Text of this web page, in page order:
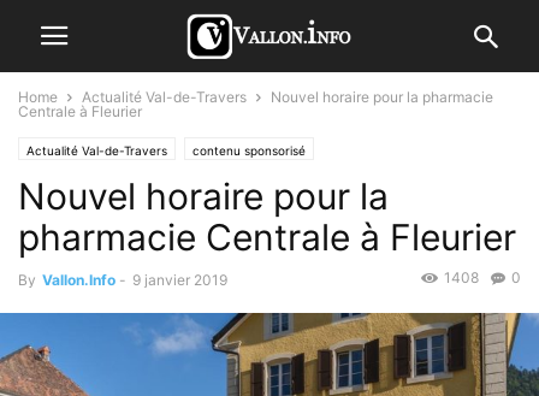
Home Actualité Val-de-Travers
Nouvel horaire pour la pharmacie
Centrale à Fleurier
Actualité Val-de-Travers contenu sponsorisé
Nouvel horaire pour la
pharmacie Centrale à Fleurier
By Vallon.Info - 9 janvier 2019 0
1408